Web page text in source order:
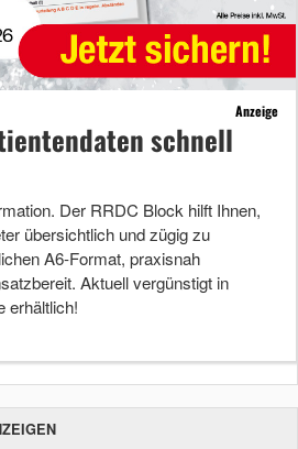
Anzeige
schnell
Der RRDC Block hilft Ihnen,
übersichtlich und zügig zu
A6-Format, praxisnah
Aktuell vergünstigt in
erhältlich!